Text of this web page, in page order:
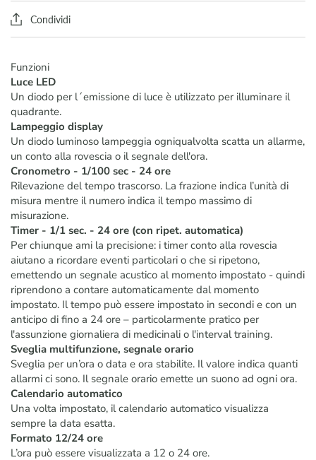
Condividi
Funzioni
Luce LED
Un diodo per l´emissione di luce è utilizzato per illuminare il
quadrante.
Lampeggio display
Un diodo luminoso lampeggia ogniqualvolta scatta un allarme,
un conto alla rovescia o il segnale dell'ora.
Cronometro - 1/100 sec - 24 ore
Rilevazione del tempo trascorso. La frazione indica l’unità di
misura mentre il numero indica il tempo massimo di
misurazione.
Timer - 1/1 sec. - 24 ore (con ripet. automatica)
Per chiunque ami la precisione: i timer conto alla rovescia
aiutano a ricordare eventi particolari o che si ripetono,
emettendo un segnale acustico al momento impostato - quindi
riprendono a contare automaticamente dal momento
impostato. Il tempo può essere impostato in secondi e con un
anticipo di fino a 24 ore – particolarmente pratico per
l'assunzione giornaliera di medicinali o l'interval training.
Sveglia multifunzione, segnale orario
Sveglia per un’ora o data e ora stabilite. Il valore indica quanti
allarmi ci sono. Il segnale orario emette un suono ad ogni ora.
Calendario automatico
Una volta impostato, il calendario automatico visualizza
sempre la data esatta.
Formato 12/24 ore
L’ora può essere visualizzata a 12 o 24 ore.